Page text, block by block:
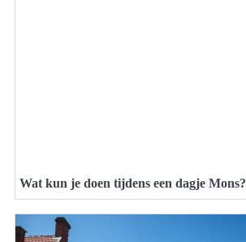
Wat kun je doen tijdens een dagje Mons?